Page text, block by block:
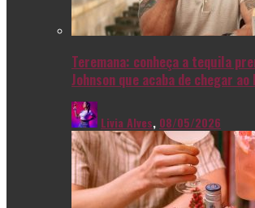
Teremana: conheça a tequila
Johnson que acaba de chegar
Livia Alves, 08/05/2026